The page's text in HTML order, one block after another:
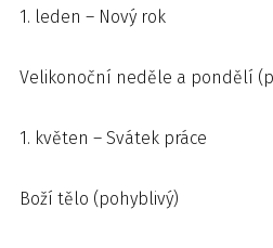
1. leden – Nový rok
Velikonoční neděle a pondělí
1. květen – Svátek práce
Boží tělo (pohyblivý)